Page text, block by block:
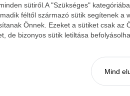
sütiről.A "Szükséges"
féltől származó sütik segítenek a
Önnek. Ezeket a sütiket csak az
de bizonyos sütik letiltása
Mind
2 890 Ft -
KAPCSOLÓDÓ ÍRÁSOK